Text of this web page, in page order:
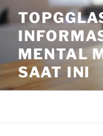
Skip
to
content
MENTAL
SAAT INI